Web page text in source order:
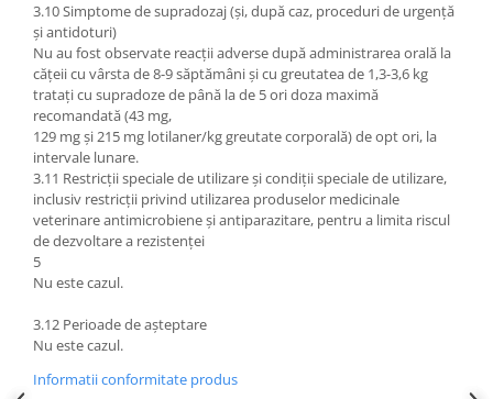
3.10 Simptome de supradozaj (și, după caz, proceduri de urgență
și antidoturi)
Nu au fost observate reacții adverse după administrarea orală la
cățeii cu vârsta de 8-9 săptămâni și cu greutatea de 1,3-3,6 kg
tratați cu supradoze de până la de 5 ori doza maximă
recomandată (43 mg,
129 mg și 215 mg lotilaner/kg greutate corporală) de opt ori, la
intervale lunare.
3.11 Restricții speciale de utilizare și condiții speciale de utilizare,
inclusiv restricții privind utilizarea produselor medicinale
veterinare antimicrobiene și antiparazitare, pentru a limita riscul
de dezvoltare a rezistenței
5
Nu este cazul.
3.12 Perioade de așteptare
Nu este cazul.
Informatii conformitate produs